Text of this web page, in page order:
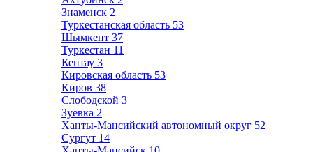
Знаменск 2
Туркестанская область 53
Шымкент 37
Туркестан 11
Кентау 3
Кировская область 53
Киров 38
Слободской 3
Зуевка 2
Ханты-Мансийский автономный округ 52
Сургут 14